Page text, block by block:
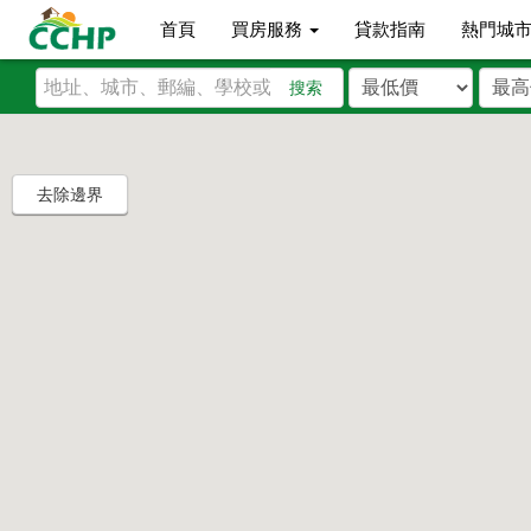
首頁 買房服務 貸款指南 熱門城
搜索
去除邊界